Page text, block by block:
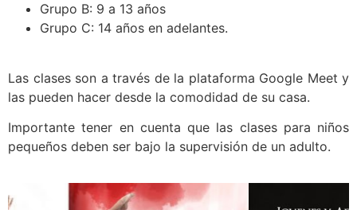
Grupo B: 9 a 13 años
Grupo C: 14 años en adelantes.
Las clases son a través de la plataforma Google Meet y
las pueden hacer desde la comodidad de su casa.
Importante tener en cuenta que las clases para niños
pequeños deben ser bajo la supervisión de un adulto.